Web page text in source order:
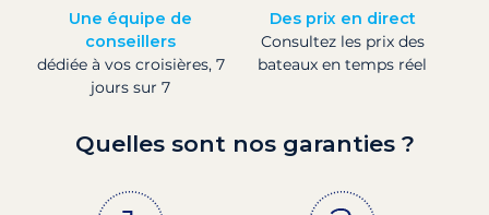
Une équipe de
conseillers
dédiée à vos croisières, 7
jours sur 7
Des prix en direct
Consultez les prix des
bateaux en temps réel
Quelles sont nos garanties ?